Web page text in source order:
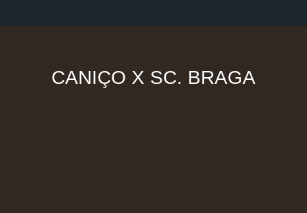
CANIÇO X SC. BRAGA